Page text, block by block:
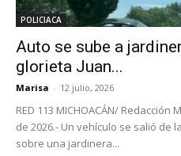
POLICIACA
Auto se sube a
glorieta Juan...
Marisa - 12 julio, 2026
RED 113 MICHOACÁN/
de 2026.- Un vehículo se salió de
sobre una jardinera...